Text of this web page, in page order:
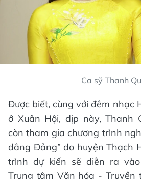
Ca sỹ Thanh
Được biết, cùng với đêm nhạc
ở Xuân Hội, dịp này, Thanh
còn tham gia chương trình
dâng Đảng” do huyện Thạch
trình dự kiến sẽ diễn ra
Trung tâm Văn hóa - Truyền